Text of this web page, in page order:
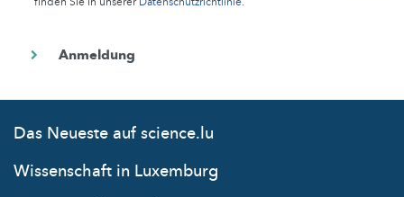
Das Neueste auf science.lu
Wissenschaft in Luxemburg